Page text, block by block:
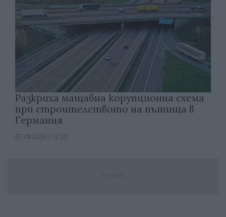
Разкриха мащабна корупционна схема
при строителството на пътища в
Германия
07.08.2026 / 12:30